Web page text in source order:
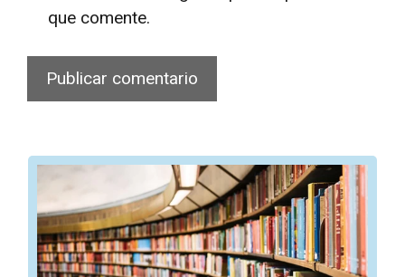
que comente.